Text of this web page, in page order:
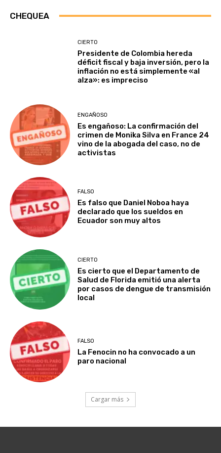
CHEQUEA
CIERTO
Presidente de Colombia hereda
déficit fiscal y baja inversión, pero la
inflación no está simplemente «al
alza»: es impreciso
ENGAÑOSO
Es engañoso: La confirmación del
crimen de Monika Silva en France 24
vino de la abogada del caso, no de
activistas
FALSO
Es falso que Daniel Noboa haya
declarado que los sueldos en
Ecuador son muy altos
CIERTO
Es cierto que el Departamento de
Salud de Florida emitió una alerta
por casos de dengue de transmisión
local
FALSO
La Fenocin no ha convocado a un
paro nacional
Cargar más